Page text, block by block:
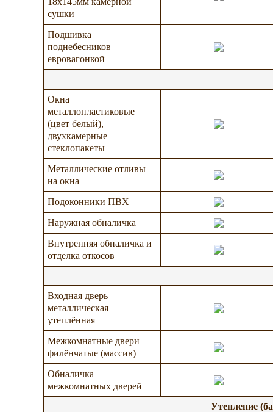
сушки
Подшивка
поднебесников
евровагонкой
Окна
металлопластиковые
(цвет белый),
двухкамерные
стеклопакеты
Металлические отливы
на окна
Подоконники ПВХ
Наружная обналичка
Внутренняя обналичка и
отделка откосов
Входная дверь
металлическая
утеплённая
Межкомнатные двери
филёнчатые (массив)
Обналичка
межкомнатных дверей
Утепление